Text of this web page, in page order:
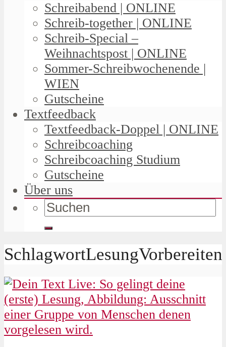
Schreibabend | ONLINE
Schreib-together | ONLINE
Schreib-Special –
Weihnachtspost | ONLINE
Sommer-Schreibwochenende |
WIEN
Gutscheine
Textfeedback
Textfeedback-Doppel | ONLINE
Schreibcoaching
Schreibcoaching Studium
Gutscheine
Über uns
SchlagwortLesungVorbereiten